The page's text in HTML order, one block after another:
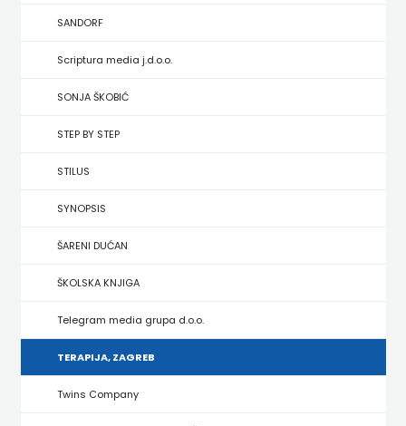
HRVATSKA
MLADINSKA
KNJIGA
MOZAIK
MOZAIK
KNJIGA
NAKLADA
BEGEN
NAKLADA
BENEDIKTA
NAKLADA
SANDORF
Scriptura media j.d.o.o.
SONJA ŠKOBIĆ
STEP BY STEP
STILUS
SYNOPSIS
ŠARENI DUĆAN
ŠKOLSKA KNJIGA
Telegram media grupa d.o.o.
TERAPIJA, ZAGREB
Twins Company